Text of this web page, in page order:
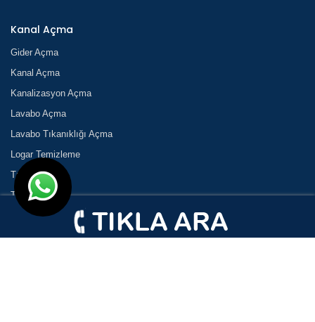
Kanal Açma
Gider Açma
Kanal Açma
Kanalizasyon Açma
Lavabo Açma
Lavabo Tıkanıklığı Açma
Logar Temizleme
Tıkanık Açma
Tıkanıklık
Tıkanıklık Açma
Tuvalet Açma